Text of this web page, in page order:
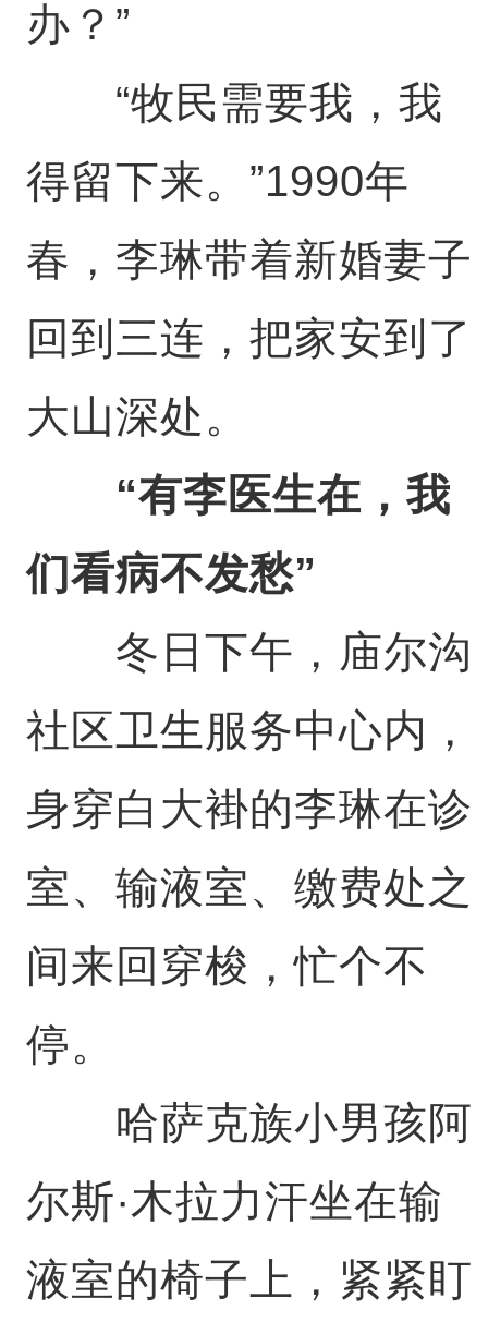
办？”
“牧民需要我，我
得留下来。”1990年
春，李琳带着新婚妻子
回到三连，把家安到了
大山深处。
“有李医生在，我
们看病不发愁”
冬日下午，庙尔沟
社区卫生服务中心内，
身穿白大褂的李琳在诊
室、输液室、缴费处之
间来回穿梭，忙个不
停。
哈萨克族小男孩阿
尔斯·木拉力汗坐在输
液室的椅子上，紧紧盯